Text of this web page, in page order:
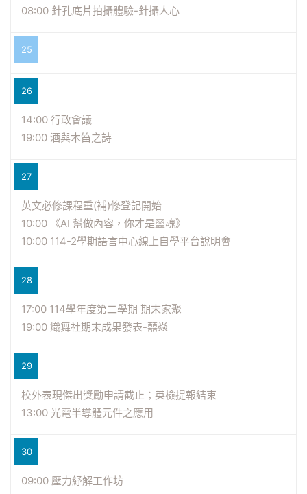
08:00 針孔底片拍攝體驗-針攝人心
25
26
14:00 行政會議
19:00 酒與木笛之詩
27
英文必修課程重(補)修登記開始
10:00 《AI 幫做內容，你才是靈魂》
10:00 114-2學期語言中心線上自學平台說明會
28
17:00 114學年度第二學期 期末家聚
19:00 熾舞社期末成果發表-囍焱
29
校外表現傑出獎勵申請截止；英檢提報結束
13:00 光電半導體元件之應用
30
09:00 壓力紓解工作坊